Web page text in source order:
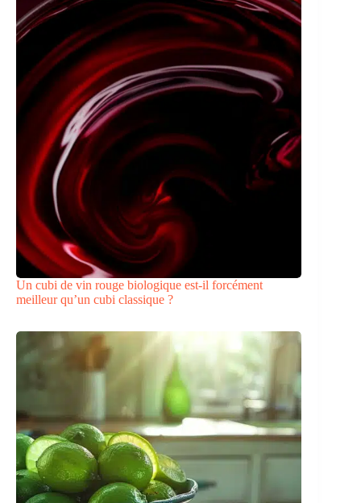
Un cubi de vin rouge biologique est-il forcément
meilleur qu’un cubi classique ?